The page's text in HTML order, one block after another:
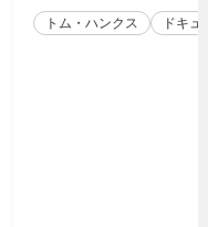
トム・ハンクス ドキ